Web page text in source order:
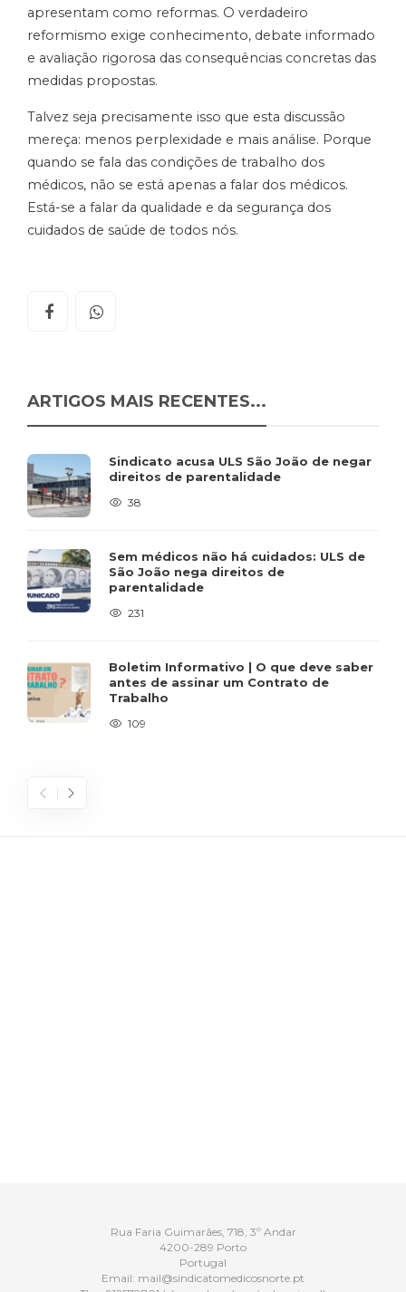
apresentam como reformas. O verdadeiro
reformismo exige conhecimento, debate informado
e avaliação rigorosa das consequências concretas das
medidas propostas.
Talvez seja precisamente isso que esta discussão
mereça: menos perplexidade e mais análise. Porque
quando se fala das condições de trabalho dos
médicos, não se está apenas a falar dos médicos.
Está-se a falar da qualidade e da segurança dos
cuidados de saúde de todos nós.
ARTIGOS MAIS RECENTES...
Sindicato acusa ULS São João de negar
direitos de parentalidade
38
Sem médicos não há cuidados: ULS de
São João nega direitos de
parentalidade
231
Boletim Informativo | O que deve saber
antes de assinar um Contrato de
Trabalho
109
Rua Faria Guimarães, 718, 3º Andar
4200-289 Porto
Portugal
Email: mail@sindicatomedicosnorte.pt